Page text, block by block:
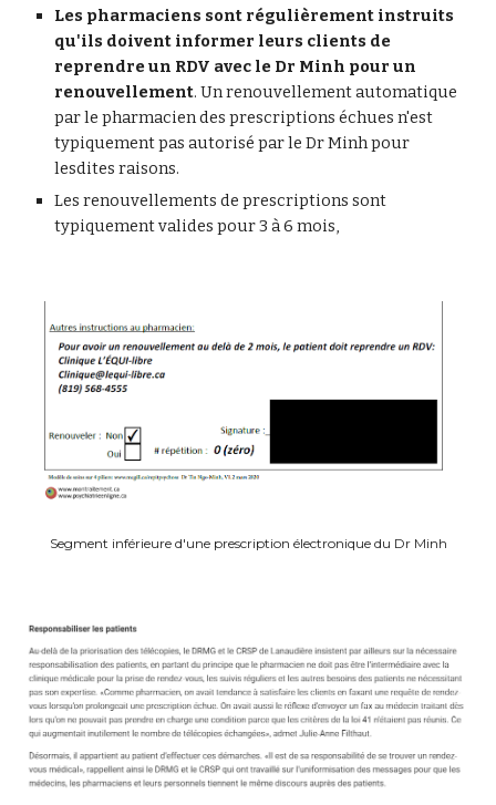
Les pharmaciens sont régulièrement instruits
qu'ils doivent informer leurs clients de
reprendre un RDV avec le Dr Minh pour un
renouvellement. Un renouvellement automatique
par le pharmacien des prescriptions échues n'est
typiquement pas autorisé par le Dr Minh pour
lesdites raisons.
Les renouvellements de prescriptions sont
typiquement valides pour 3 à 6 mois,
Segment inférieure d'une prescription électronique du Dr Minh